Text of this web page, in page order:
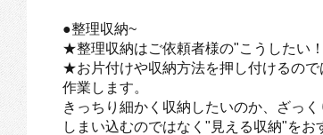
●整理収納~
★整理収納はご依頼者様の"こうしたい
★お片付けや収納方法を押し付けるの
作業します。
きっちり細かく収納したいのか、ざっ
しまい込むのではなく"見える収納"をお